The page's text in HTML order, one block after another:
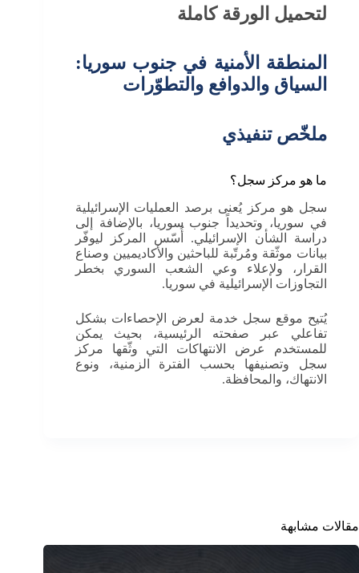
لتحميل الورقة كاملة
المنطقة الأمنية في جنوب سوريا:
السياق والدوافع والتطوّرات
ملخّص تنفيذي
ما هو مركز سجل؟
سجل هو مركز يُعنى برصد العمليات الإسرائيلية
في سوريا، وتحديداً جنوب سوريا، بالإضافة إلى
دراسة الشأن الإسرائيلي. أُسّس المركز ليوفّر
بيانات موثّقة ومُرتّبة للباحثين والأكاديميين وصناع
القرار، ولإعلاء وعي الشعب السوري بخطر
التجاوزات الإسرائيلية في سوريا.
يُتيح موقع سجل خدمة لعرض الإحصاءات بشكل
تفاعلي عبر صفحته الرئيسية، بحيث يمكن
للمستخدم عرض الانتهاكات التي وثّقها مركز
سجل وتصنيفها بحسب الفترة الزمنية، ونوع
الانتهاك، والمحافظة.
مقالات مشابهة